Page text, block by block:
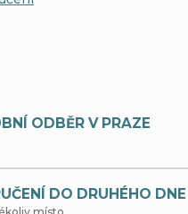
ODBĚR V PRAZE
DO DRUHÉHO DNE